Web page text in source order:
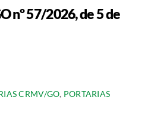
nº 57/2026, de 5 de
CRMV/GO, PORTARIAS